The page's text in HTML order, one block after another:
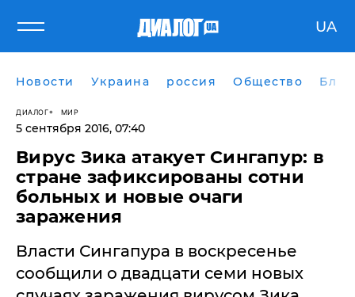
UA
Новости Украина россия Общество
ДИАЛОГ МИР
5 сентября 2016, 07:40
Вирус Зика атакует Сингапур: в
стране зафиксированы сотни
больных и новые очаги
заражения
​Власти Сингапура в воскресенье
сообщили о двадцати семи новых